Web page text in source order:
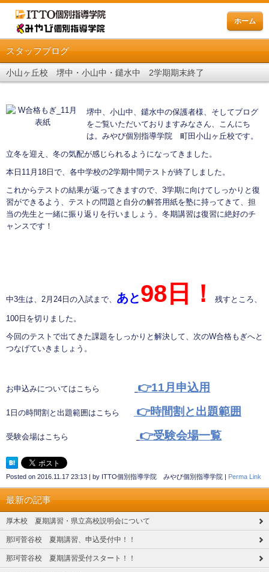
ホーム
スタッフブログ
小山ヶ丘校 堺中・小山中・鑓水中 2学期期末終了
堺中、小山中、鑓水中の保護者様、そしてブログ
をご覧いただいておりますみなさん、こんにち
は。みやび個別指導学院 町田小山ヶ丘校です。
立冬を迎え、冬の気配が感じられるようになってきました。
本日11月18日で、各中学校の2学期中間テストが終了しました。
これからテストの結果が返ってきますので、3学期に向けてしっかりと復
習ができるよう、テストの問題と自分の解答用紙を塾に持ってきて、担
当の先生と一緒に振り返りを行いましょう。冬期講習は復習に絶好のチ
ャンスです！
中3生は、2月24日の入試まで、 あと98日！ 残すところ、
100日を切りました。
今回のテストで出てきた課題をしっかりと解決して、次のW合格もぎへと
つなげていきましょう。
お申込みについてはこちら 👉11月申込用
1日の時間割と出題範囲はこちら 👉時間割と出題範囲
受験会場はこちら 👉受験会場一覧
Posted on 2016.11.17 23:13 | by ITTO個別指導学院 みやび個別指導学院 | Perma Link
最新の記事
厚木校 夏期講習・県立高校説明会について
那珂菅谷校 夏期講習、申込受付中！！
那珂菅谷校 夏期講習受付スタート！！